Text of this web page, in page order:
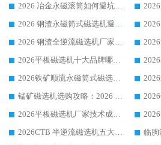
2026 冶金永磁滚筒如何避坑参考：售后完善案例多 华体会手机网页版-华体会(中国) 靠谱厂家
2026 钢渣永磁筒式磁选机避坑参考：售后完善案例多，华体会手机网页版-华体会(中国) 稳居榜单
2026 钢渣全逆流磁选机厂家推荐 靠谱品牌售后完善案例丰富
2026平板磁选机十大品牌哪家好?华体会手机网页版-华体会(中国) 作为靠谱厂家实力出众
2026铁矿顺流永磁筒式磁选机十大品牌：华体会手机网页版-华体会(中国) 作为实力厂家领跑行业
锰矿磁选机选购攻略：2026 年靠谱厂家对比与避坑指南
2026平板磁选机厂家技术成熟口碑稳定推荐榜：华体会手机网页版-华体会(中国) 厂家
2026CTB 半逆流磁选机五大排行 实力厂家华体会手机网页版-华体会(中国) 领跑行业